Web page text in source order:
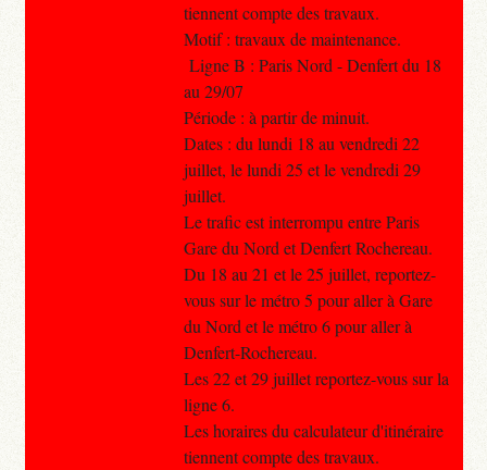
tiennent compte des travaux.
Motif : travaux de maintenance.
Ligne B : Paris Nord - Denfert du 18
au 29/07
Période : à partir de minuit.
Dates : du lundi 18 au vendredi 22
juillet, le lundi 25 et le vendredi 29
juillet.
Le trafic est interrompu entre Paris
Gare du Nord et Denfert Rochereau.
Du 18 au 21 et le 25 juillet, reportez-
vous sur le métro 5 pour aller à Gare
du Nord et le métro 6 pour aller à
Denfert-Rochereau.
Les 22 et 29 juillet reportez-vous sur la
ligne 6.
Les horaires du calculateur d'itinéraire
tiennent compte des travaux.